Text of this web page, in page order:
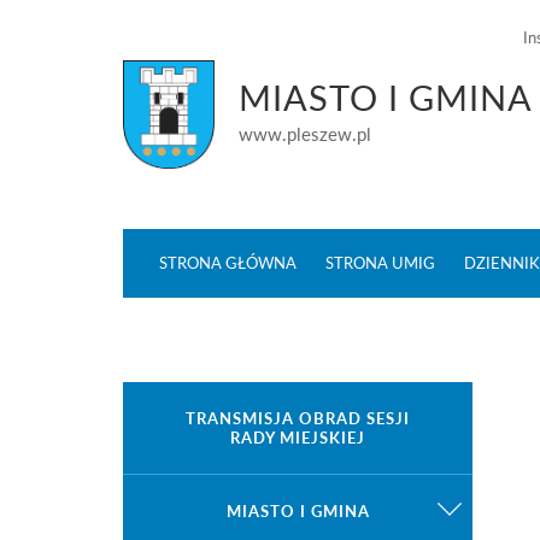
MIASTO I GMINA
www.pleszew.pl
STRONA GŁÓWNA STRONA UMIG
TRANSMISJA OBRAD SESJI
RADY MIEJSKIEJ
MIASTO I GMINA